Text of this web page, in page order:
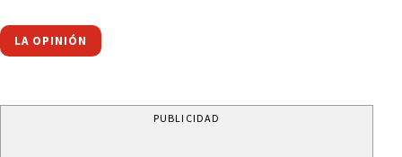
LA OPINIÓN
PUBLICIDAD